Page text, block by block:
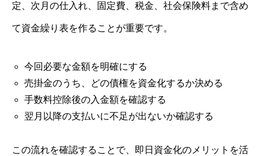
定、次月の仕入れ、固定費、税金、社会保険料まで含め
て資金繰り表を作ることが重要です。
今回必要な金額を明確にする
売掛金のうち、どの債権を資金化するか決める
手数料控除後の入金額を確認する
翌月以降の支払いに不足が出ないか確認する
この流れを確認することで、即日資金化のメリットを活